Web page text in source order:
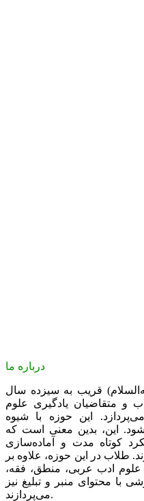
درباره ما
قریب به سیزده سال
متقاضیان یادگیری علوم
این حوزه با شیوه
این، بدین معنی است که
کوتاه مدت و آماده‌سازی
طلاب در این حوزه، علاوه بر
ادب عربی، منطق، فقه،
با محتوای منبر و تبلیغ نیز
می‌پردازند.